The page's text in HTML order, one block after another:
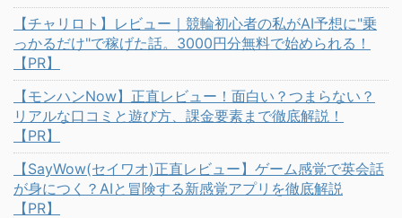
【チャリロト】レビュー｜競輪初心者の私がAI予想に"乗
っかるだけ"で稼げた話。3000円分無料で始められる！
【PR】
【モンハンNow】正直レビュー！面白い？つまらない？
リアルな口コミと遊び方、課金要素まで徹底解説！
【PR】
【SayWow(セイワオ)正直レビュー】ゲーム感覚で英会話
が身につく？AIと冒険する新感覚アプリを徹底解説
【PR】